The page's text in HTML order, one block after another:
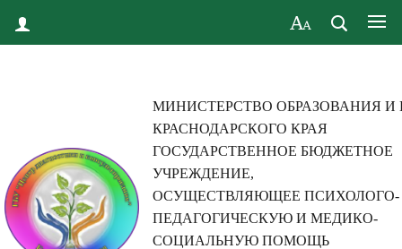
МИНИСТЕРСТВО ОБРАЗОВАНИЯ И
КРАСНОДАРСКОГО КРАЯ
ГОСУДАРСТВЕННОЕ БЮДЖЕТНОЕ
УЧРЕЖДЕНИЕ,
ОСУЩЕСТВЛЯЮЩЕЕ ПСИХОЛОГО-
ПЕДАГОГИЧЕСКУЮ И МЕДИКО-
СОЦИАЛЬНУЮ ПОМОЩЬ